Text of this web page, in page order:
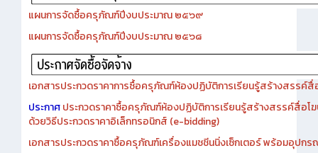
แผนการจัดซื้อครุภัณฑ์ปีงบประมาณ ๒๕๖๙
แผนการจัดซื้อครุภัณฑ์ปีงบประมาณ ๒๕๖๘
เอกสารประกวดราคาการซื้อครุภัณฑ์ห้องปฏิบัติการเรียนรู้สร้างสรรค์
ประกาศ ประกวดราคาซื้อครุภัณฑ์ห้องปฏิบัติการเรียนรู้สร้างสรรค์สื่อโ
ด้วยวิธีประกวดราคาอิเล็กทรอนิกส์ (e-bidding)